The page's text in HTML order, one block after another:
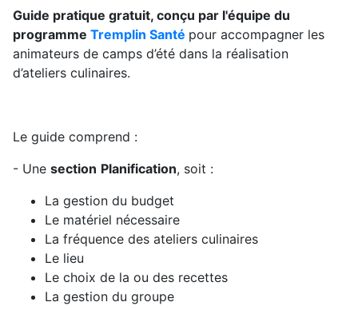
Guide pratique gratuit, conçu par l'équipe du
programme Tremplin Santé pour accompagner les
animateurs de camps d’été dans la réalisation
d’ateliers culinaires.
Le guide comprend :
- Une section Planification, soit :
La gestion du budget
Le matériel nécessaire
La fréquence des ateliers culinaires
Le lieu
Le choix de la ou des recettes
La gestion du groupe